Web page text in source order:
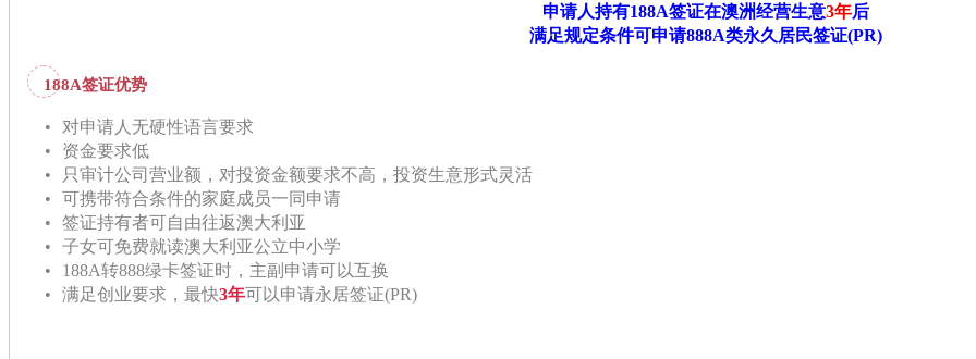
申请人持有188A签证在澳洲经营生意3年后
满足规定条件可申请888A类永久居民签证(PR)
188A签证优势
•
对申请人无硬性语言要求
•
资金要求低
•
只审计公司营业额，对投资金额要求不高，投资生意形式灵活
•
可携带符合条件的家庭成员一同申请
•
签证持有者可自由往返澳大利亚
•
子女可免费就读澳大利亚公立中小学
•
188A转888绿卡签证时，主副申请可以互换
•
满足创业要求，最快3年可以申请永居签证(PR)